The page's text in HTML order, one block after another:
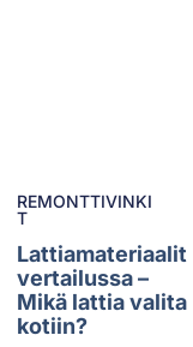
REMONTTIVINKI
T
Lattiamateriaalit
vertailussa –
Mikä lattia valita
kotiin?